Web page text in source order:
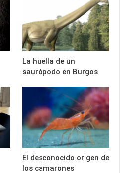
La huella de un
saurópodo en Burgos
El desconocido origen de
los camarones